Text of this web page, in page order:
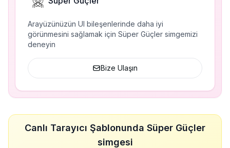
Arayüzünüzün UI bileşenlerinde daha iyi
görünmesini sağlamak için Süper Güçler simgemizi
deneyin
Bize Ulaşın
Canlı Tarayıcı Şablonunda Süper Güçler
simgesi